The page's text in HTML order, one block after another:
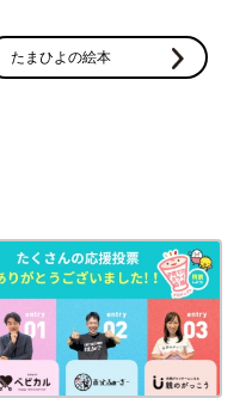
はまだまだ在庫があったそ
と。
上がる、そんなトミカの収
ラムの投稿よりご紹介しま
ご紹介しました。コスパに
の満足度も高く気になりま
が多数展開されているよう
てくださいね♪
たまひよの絵本